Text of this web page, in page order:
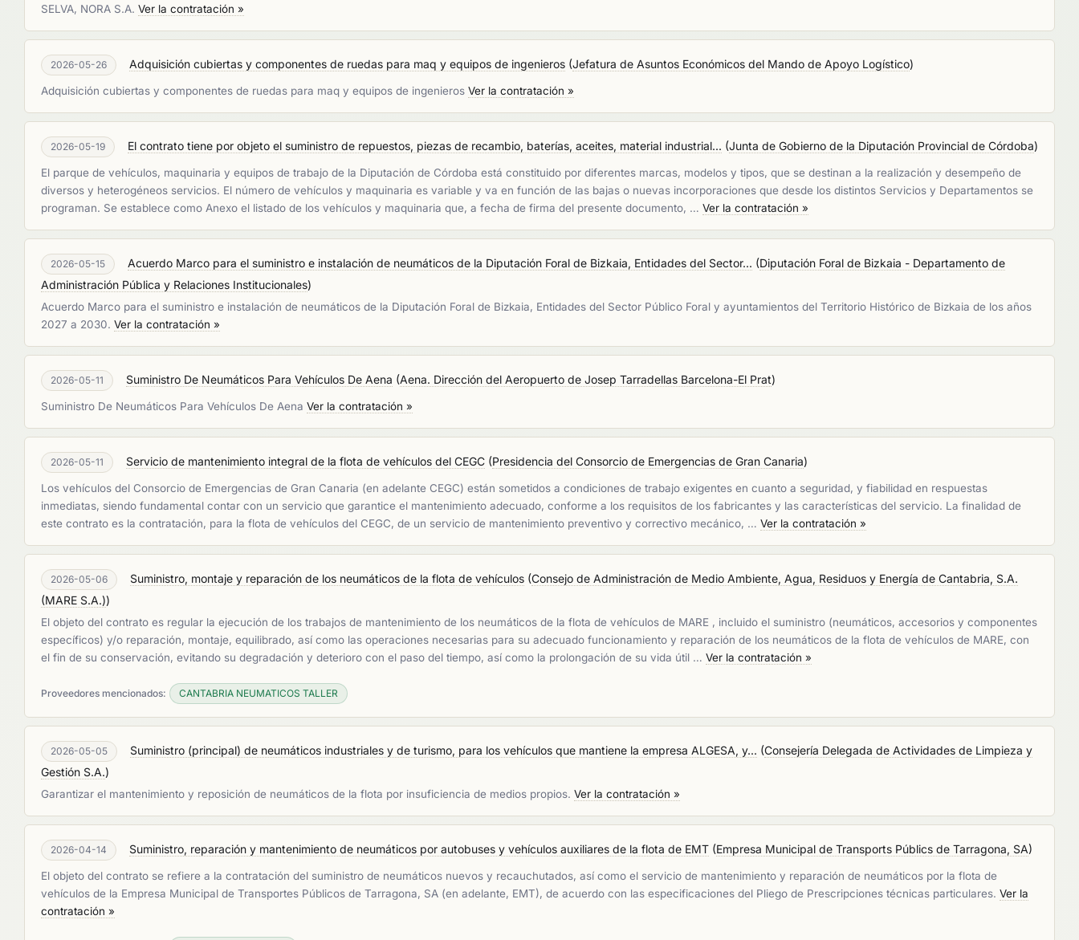
SELVA, NORA S.A. Ver la contratación »
2026-05-26 Adquisición cubiertas y componentes de ruedas para maq y equipos de ingenieros (Jefatura de Asuntos Económicos del Mando de Apoyo Logístico)
Adquisición cubiertas y componentes de ruedas para maq y equipos de ingenieros Ver la contratación »
2026-05-19 El contrato tiene por objeto el suministro de repuestos, piezas de recambio, baterías, aceites, material industrial... (Junta de Gobierno de la Diputación Provincial de Córdoba)
El parque de vehículos, maquinaria y equipos de trabajo de la Diputación de Córdoba está constituido por diferentes marcas, modelos y tipos, que se destinan a la realización y desempeño de
diversos y heterogéneos servicios. El número de vehículos y maquinaria es variable y va en función de las bajas o nuevas incorporaciones que desde los distintos Servicios y Departamentos se
programan. Se establece como Anexo el listado de los vehículos y maquinaria que, a fecha de firma del presente documento, … Ver la contratación »
2026-05-15 Acuerdo Marco para el suministro e instalación de neumáticos de la Diputación Foral de Bizkaia, Entidades del Sector... (Diputación Foral de Bizkaia - Departamento de
Administración Pública y Relaciones Institucionales)
Acuerdo Marco para el suministro e instalación de neumáticos de la Diputación Foral de Bizkaia, Entidades del Sector Público Foral y ayuntamientos del Territorio Histórico de Bizkaia de los años
2027 a 2030. Ver la contratación »
2026-05-11 Suministro De Neumáticos Para Vehículos De Aena (Aena. Dirección del Aeropuerto de Josep Tarradellas Barcelona-El Prat)
Suministro De Neumáticos Para Vehículos De Aena Ver la contratación »
2026-05-11 Servicio de mantenimiento integral de la flota de vehículos del CEGC (Presidencia del Consorcio de Emergencias de Gran Canaria)
Los vehículos del Consorcio de Emergencias de Gran Canaria (en adelante CEGC) están sometidos a condiciones de trabajo exigentes en cuanto a seguridad, y fiabilidad en respuestas
inmediatas, siendo fundamental contar con un servicio que garantice el mantenimiento adecuado, conforme a los requisitos de los fabricantes y las características del servicio. La finalidad de
este contrato es la contratación, para la flota de vehículos del CEGC, de un servicio de mantenimiento preventivo y correctivo mecánico, … Ver la contratación »
2026-05-06 Suministro, montaje y reparación de los neumáticos de la flota de vehículos (Consejo de Administración de Medio Ambiente, Agua, Residuos y Energía de Cantabria, S.A.
(MARE S.A.))
El objeto del contrato es regular la ejecución de los trabajos de mantenimiento de los neumáticos de la flota de vehículos de MARE , incluido el suministro (neumáticos, accesorios y componentes
específicos) y/o reparación, montaje, equilibrado, así como las operaciones necesarias para su adecuado funcionamiento y reparación de los neumáticos de la flota de vehículos de MARE, con
el fin de su conservación, evitando su degradación y deterioro con el paso del tiempo, así como la prolongación de su vida útil … Ver la contratación »
Proveedores mencionados: CANTABRIA NEUMATICOS TALLER
2026-05-05 Suministro (principal) de neumáticos industriales y de turismo, para los vehículos que mantiene la empresa ALGESA, y... (Consejería Delegada de Actividades de Limpieza y
Gestión S.A.)
Garantizar el mantenimiento y reposición de neumáticos de la flota por insuficiencia de medios propios. Ver la contratación »
2026-04-14 Suministro, reparación y mantenimiento de neumáticos por autobuses y vehículos auxiliares de la flota de EMT (Empresa Municipal de Transports Públics de Tarragona, SA)
El objeto del contrato se refiere a la contratación del suministro de neumáticos nuevos y recauchutados, así como el servicio de mantenimiento y reparación de neumáticos por la flota de
vehículos de la Empresa Municipal de Transportes Públicos de Tarragona, SA (en adelante, EMT), de acuerdo con las especificaciones del Pliego de Prescripciones técnicas particulares. Ver la
contratación »